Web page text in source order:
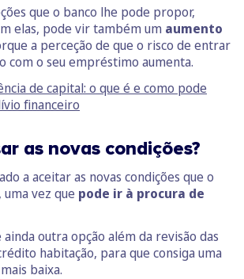
que o banco lhe pode propor,
elas, pode vir também um aumento
a perceção de que o risco de entrar
com o seu empréstimo aumenta.
de capital: o que é e como pode
financeiro
as novas condições?
a aceitar as novas condições que o
vez que pode ir à procura de
outra opção além da revisão das
habitação, para que consiga uma
baixa.